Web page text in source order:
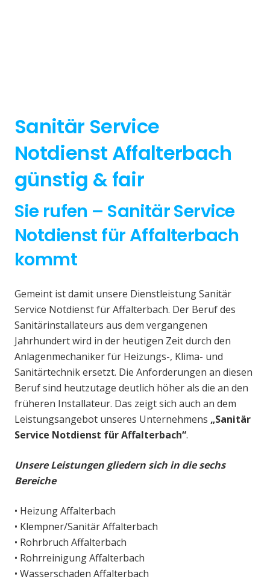
Sanitär Service
Notdienst Affalterbach
günstig & fair
Sie rufen – Sanitär Service
Notdienst für Affalterbach
kommt
Gemeint ist damit unsere Dienstleistung Sanitär
Service Notdienst für Affalterbach. Der Beruf des
Sanitärinstallateurs aus dem vergangenen
Jahrhundert wird in der heutigen Zeit durch den
Anlagenmechaniker für Heizungs-, Klima- und
Sanitärtechnik ersetzt. Die Anforderungen an diesen
Beruf sind heutzutage deutlich höher als die an den
früheren Installateur. Das zeigt sich auch an dem
Leistungsangebot unseres Unternehmens „Sanitär
Service Notdienst für Affalterbach“.
Unsere Leistungen gliedern sich in die sechs
Bereiche
• Heizung Affalterbach
• Klempner/Sanitär Affalterbach
• Rohrbruch Affalterbach
• Rohrreinigung Affalterbach
• Wasserschaden Affalterbach